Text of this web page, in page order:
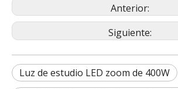
Anterior:
Siguiente:
Luz de estudio LED zoom de 400W